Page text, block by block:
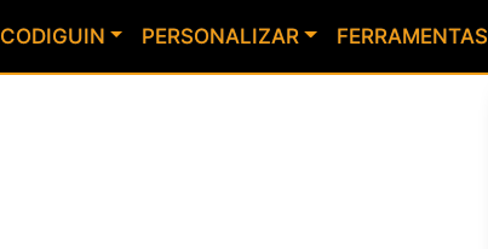
CODIGUIN PERSONALIZAR FERRAMENTAS